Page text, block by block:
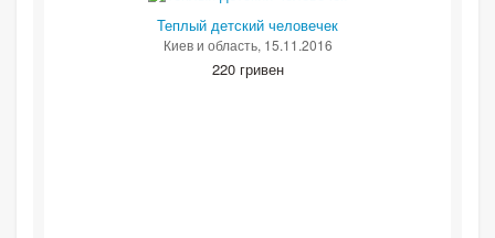
Теплый детский человечек
Киев и область, 15.11.2016
220 гривен